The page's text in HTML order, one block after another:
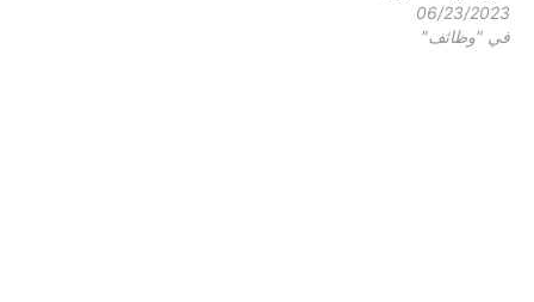
06/23/2023
في "وظائف"